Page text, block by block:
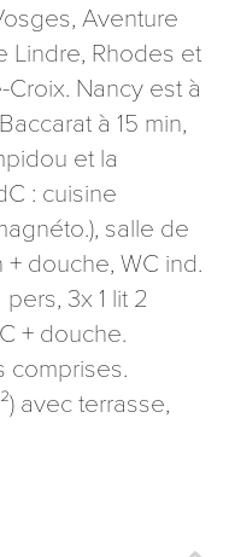
Aventure
Lindre, Rhodes et
Nancy est à
à 15 min,
et la
: cuisine
salle de
douche, WC ind.
3x 1 lit 2
+ douche.
comprises.
avec terrasse,
vous concernant,
une demande par
ou par courrier
d’identité à
Tourisme - 48
54035 NANCY